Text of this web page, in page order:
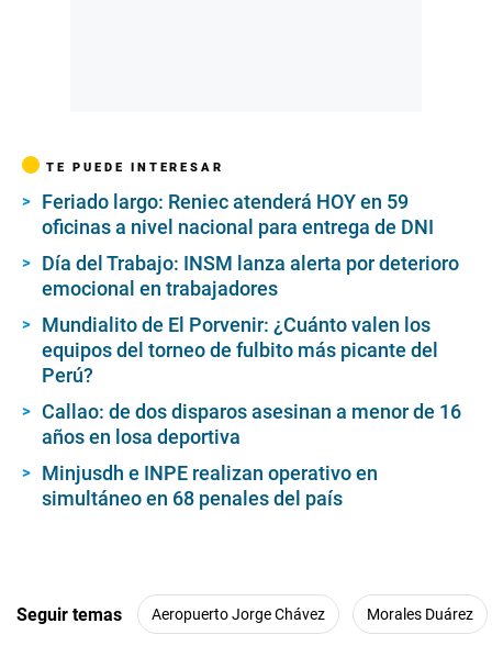
TE PUEDE INTERESAR
Feriado largo: Reniec atenderá HOY en 59
oficinas a nivel nacional para entrega de DNI
Día del Trabajo: INSM lanza alerta por deterioro
emocional en trabajadores
Mundialito de El Porvenir: ¿Cuánto valen los
equipos del torneo de fulbito más picante del
Perú?
Callao: de dos disparos asesinan a menor de 16
años en losa deportiva
Minjusdh e INPE realizan operativo en
simultáneo en 68 penales del país
Seguir temas Aeropuerto Jorge Chávez Morales Duárez